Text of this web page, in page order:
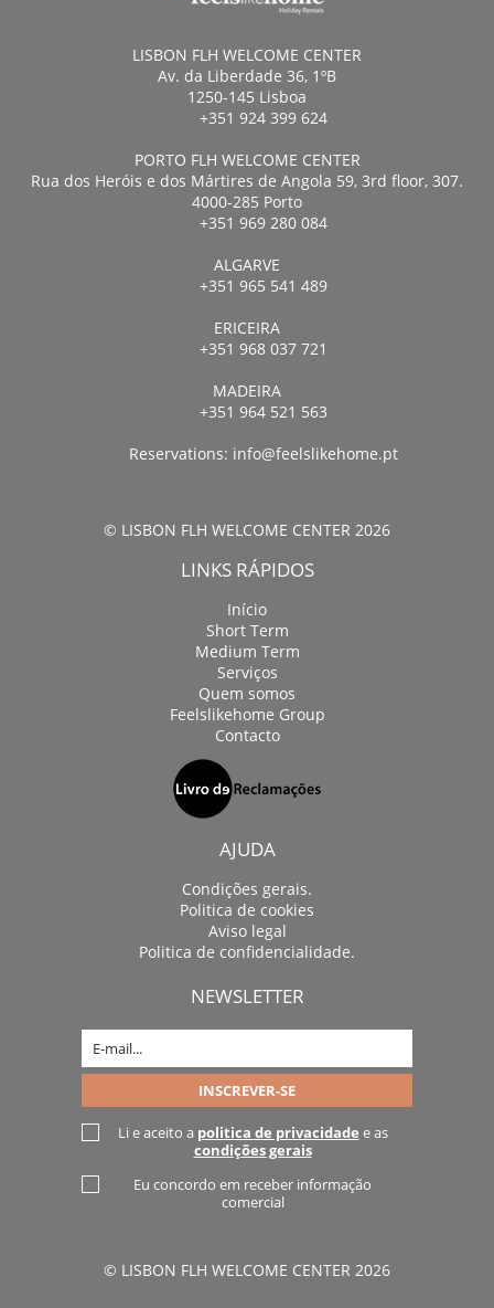
LISBON FLH WELCOME CENTER
Av. da Liberdade 36, 1ºB
1250-145 Lisboa
+351 924 399 624
PORTO FLH WELCOME CENTER
Rua dos Heróis e dos Mártires de Angola 59, 3rd floor, 307.
4000-285 Porto
+351 969 280 084
ALGARVE
+351 965 541 489
ERICEIRA
+351 968 037 721
MADEIRA
+351 964 521 563
Reservations: info@feelslikehome.pt
© LISBON FLH WELCOME CENTER 2026
LINKS RÁPIDOS
Início
Short Term
Medium Term
Serviços
Quem somos
Feelslikehome Group
Contacto
AJUDA
Condições gerais.
Politica de cookies
Aviso legal
Politica de confidencialidade.
NEWSLETTER
Li e aceito a politica de privacidade e as
condições gerais
Eu concordo em receber informação
comercial
© LISBON FLH WELCOME CENTER 2026